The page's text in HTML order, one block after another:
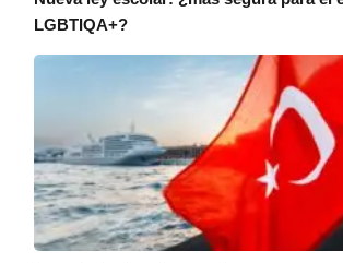
LGBTIQA+?